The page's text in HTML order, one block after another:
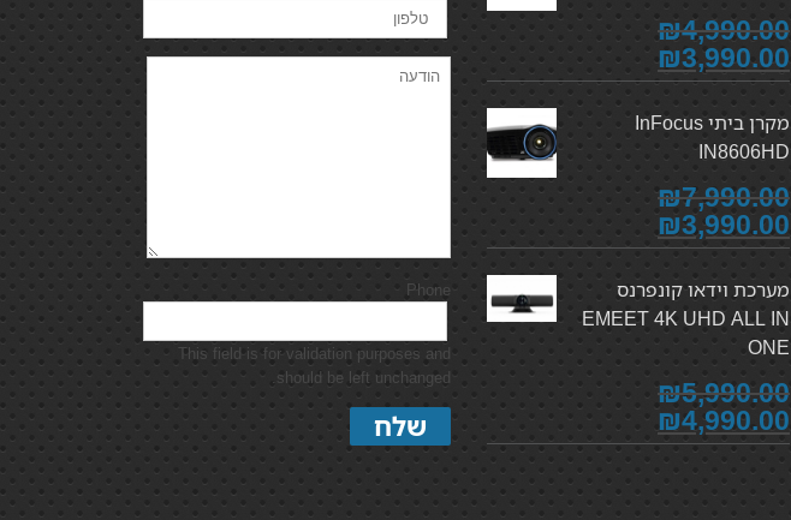
₪4,990.00
₪3,990.00
מקרן ביתי InFocus
IN8606HD
₪7,990.00
₪3,990.00
מערכת וידאו קונפרנס
EMEET 4K UHD ALL IN
ONE
₪5,990.00
₪4,990.00
Phone
This field is for validation purposes and
should be left unchanged.